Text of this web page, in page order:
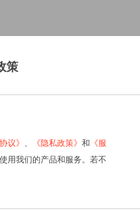
策
议》 《隐私政策》 和 《服
用我们的产品和服务。若不